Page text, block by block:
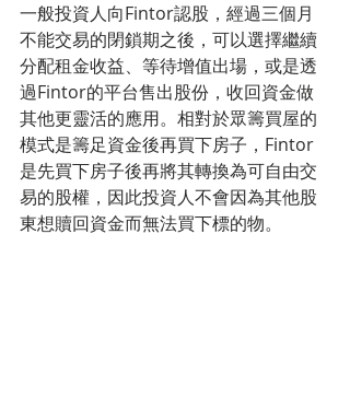
一般投資人向Fintor認股，經過三個月
不能交易的閉鎖期之後，可以選擇繼續
分配租金收益、等待增值出場，或是透
過Fintor的平台售出股份，收回資金做
其他更靈活的應用。相對於眾籌買屋的
模式是籌足資金後再買下房子，Fintor
是先買下房子後再將其轉換為可自由交
易的股權，因此投資人不會因為其他股
東想贖回資金而無法買下標的物。